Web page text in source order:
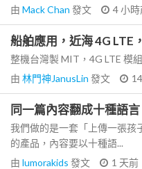
由 Mack Chan 發文 4 小時
船舶應用，近海 4G LTE
整機台灣製 MIT，4G LTE 模
由 林門神JanusLin 發文
同一篇內容翻成十種語
我們做的是一套「上傳一張孩
的產品，內容要以十種語...
由 lumorakids 發文 1 天前